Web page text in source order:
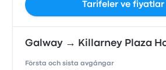
Tarifeler ve fiyatlar
Galway → Killarney Plaza
Första och sista avgångar